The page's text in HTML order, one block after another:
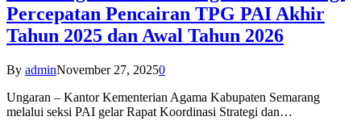
Percepatan Pencairan TPG PAI Akhir
Tahun 2025 dan Awal Tahun 2026
By adminNovember 27, 20250
Ungaran – Kantor Kementerian Agama Kabupaten Semarang
melalui seksi PAI gelar Rapat Koordinasi Strategi dan…